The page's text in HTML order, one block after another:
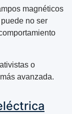
magnéticos
no ser
o
avanzada.